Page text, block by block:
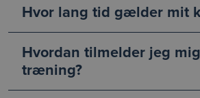
Hvor lang tid gælder mit
Hvordan tilmelder jeg
træning?